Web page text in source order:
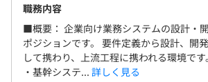
3カ月（条件などの変更はありません）
職務内容
■概要： 企業向け業務システムの設計・
ポジションです。 要件定義から設計、開
して携わり、上流工程に携われる環境で
・基幹システ... 詳しく見る